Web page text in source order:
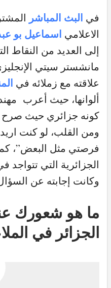
في البث المباشر
الاعلامي اسماعيل بو
إلى العديد من النقاط
مانشستر سيتي
علاقته مع زملائه في
ألوانها، حيث أعرب
كونه جزائري حيث صرح ”
ومن القلب، لو كنت
فرصتي مثل البعض”، كما
الجزائرية التي
وكانت إجابته عن
ما هو شعورك
الجزائر في